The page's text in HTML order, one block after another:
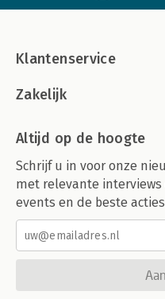
Klantenservice
Zakelijk
Altijd op de hoogte
Schrijf u in voor onze
met relevante
events en de beste